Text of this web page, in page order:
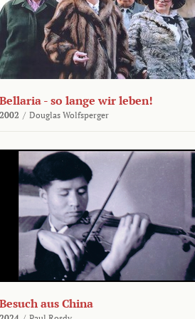
Bellaria - so lange wir leben!
2002 / Douglas Wolfsperger
Besuch aus China